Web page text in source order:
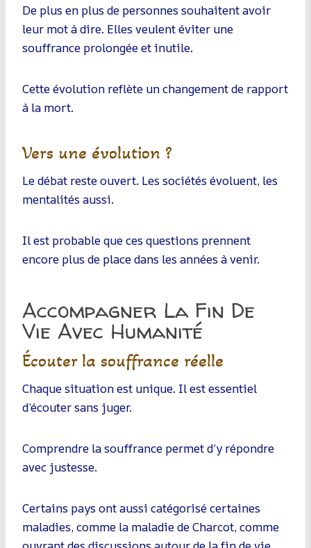
De plus en plus de personnes souhaitent avoir
leur mot à dire. Elles veulent éviter une
souffrance prolongée et inutile.
Cette évolution reflète un changement de rapport
à la mort.
Vers une évolution ?
Le débat reste ouvert. Les sociétés évoluent, les
mentalités aussi.
Il est probable que ces questions prennent
encore plus de place dans les années à venir.
Accompagner La Fin De
Vie Avec Humanité
Écouter la souffrance réelle
Chaque situation est unique. Il est essentiel
d’écouter sans juger.
Comprendre la souffrance permet d’y répondre
avec justesse.
Certains pays ont aussi catégorisé certaines
maladies, comme la maladie de Charcot, comme